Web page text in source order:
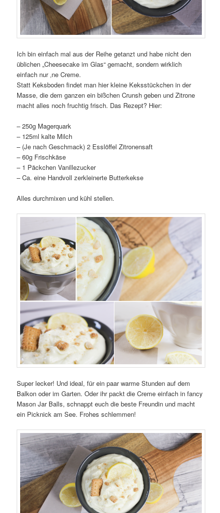
Ich bin einfach mal aus der Reihe getanzt und habe nicht den
üblichen „Cheesecake im Glas“ gemacht, sondern wirklich
einfach nur ‚ne Creme.
Statt Keksboden findet man hier kleine Keksstückchen in der
Masse, die dem ganzen ein bißchen Crunsh geben und Zitrone
macht alles noch fruchtig frisch. Das Rezept? Hier:
– 250g Magerquark
– 125ml kalte Milch
– (Je nach Geschmack) 2 Esslöffel Zitronensaft
– 60g Frischkäse
– 1 Päckchen Vanillezucker
– Ca. eine Handvoll zerkleinerte Butterkekse
Alles durchmixen und kühl stellen.
Super lecker! Und ideal, für ein paar warme Stunden auf dem
Balkon oder im Garten. Oder ihr packt die Creme einfach in fancy
Mason Jar Balls, schnappt euch die beste Freundin und macht
ein Picknick am See. Frohes schlemmen!